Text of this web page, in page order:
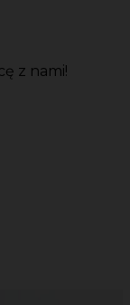
z nami!